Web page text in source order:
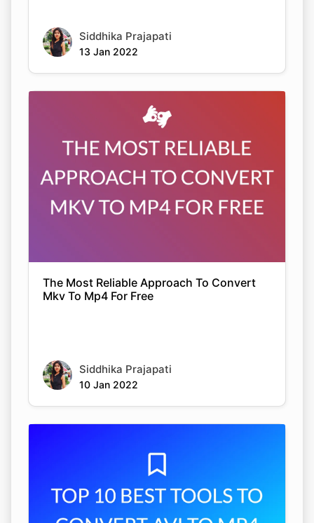
Siddhika Prajapati
13 Jan 2022
The Most Reliable Approach To Convert
Mkv To Mp4 For Free
Siddhika Prajapati
10 Jan 2022